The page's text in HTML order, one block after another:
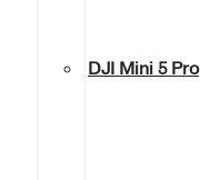
DJI Mini 5 Pro